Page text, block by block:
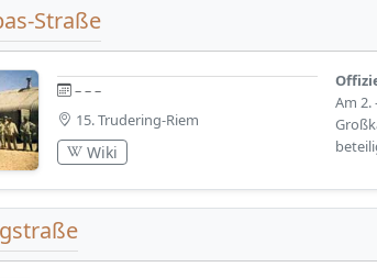
Straße
– – –
15. Trudering-Riem
Wiki
Am 2.